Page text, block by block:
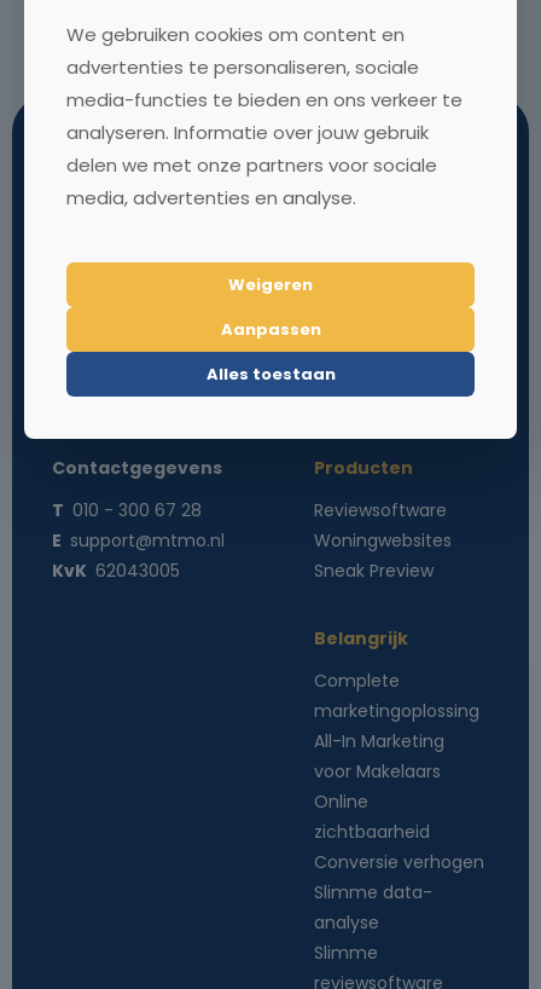
Lees meer
Koffie bij ons?
2719 EK Zoetermeer
Nederland
Contactgegevens
T 010 - 300 67 28
E support@mtmo.nl
KvK 62043005
Onze aanpak
Over ons
Klantcases
Producten
Reviewsoftware
Woningwebsites
Sneak Preview
Belangrijk
Complete
marketingoplossing
All-In Marketing
voor Makelaars
Online
zichtbaarheid
Conversie verhogen
Slimme data-
analyse
Slimme
reviewsoftware
We gebruiken cookies om content en
advertenties te personaliseren, sociale
media-functies te bieden en ons verkeer te
analyseren. Informatie over jouw gebruik
delen we met onze partners voor sociale
media, advertenties en analyse.
Weigeren
Aanpassen
Alles toestaan